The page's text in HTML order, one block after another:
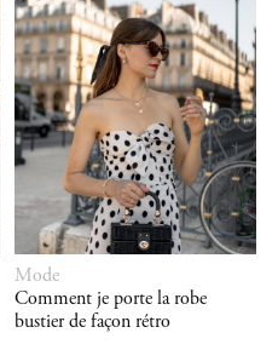
Mode
Comment je porte la robe
bustier de façon rétro